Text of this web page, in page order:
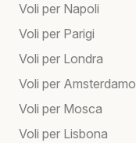
Voli per Napoli
Voli per Parigi
Voli per Londra
Voli per Amsterdamo
Voli per Mosca
Voli per Lisbona